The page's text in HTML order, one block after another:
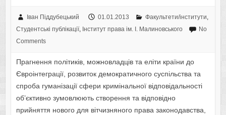
Іван Піддубецький 01.01.2013 Факультети/інститути,
Студентські публікації, Інститут права ім. І. Малиновського
No
Comments
Прагнення політиків, можновладців та еліти країни до
Євроінтеграції, розвиток демократичного суспільства та
спроба гуманізації сфери кримінальної відповідальності
об’єктивно зумовлюють створення та відповідно
прийняття нового для вітчизняного права законодавства,